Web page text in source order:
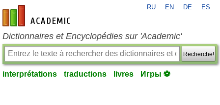
fr-academic.com
RU EN DE ES
Dictionnaires et Encyclopédies sur 'Academic'
Recherche!
interprétations traductions livres Игры ⚽